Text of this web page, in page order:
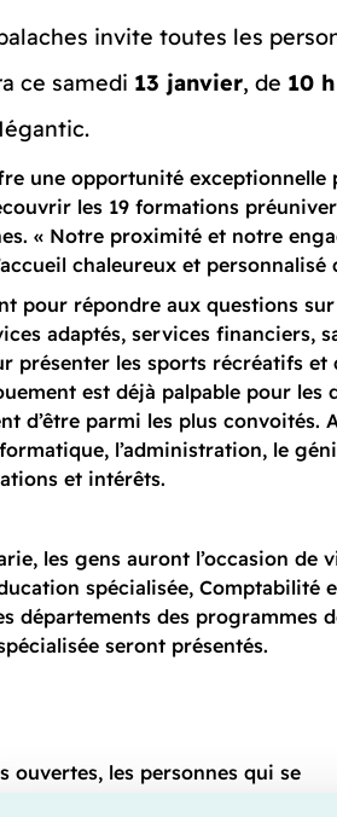
invite toutes les
ce samedi 13 janvier, de 10
une opportunité exceptionnelle
les 19 formations
« Notre proximité et notre
chaleureux et
pour répondre aux questions
adaptés, services financiers,
présenter les sports récréatifs
est déjà palpable pour
d’être parmi les plus
l’administration, le
et intérêts.
les gens auront l’occasion
spécialisée,
départements des programmes
seront présentés.
ouvertes, les personnes qui se
de remporter le